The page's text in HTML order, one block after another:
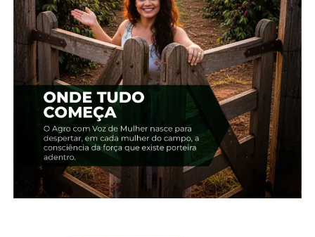
Relacionado
Região de Guarapuava
mantém liderança na
cevada, mostra estimativa
da Seab
1 de abril, 2025
Em "Guarapuava"
Produção de cevada é
estimada em 331,5 mil
toneladas no PR
30 de agosto, 2024
Em "Paraná"
Maior produtora do País,
Região de Guarapuava
terá redução de 39,8% na
área de cevada
28 de março, 2024
Em "Guarapuava"